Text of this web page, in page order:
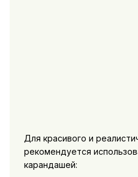
Для красивого и
рекомендуется
карандашей: